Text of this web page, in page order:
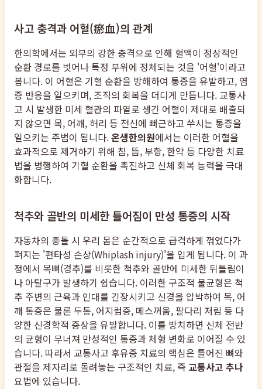
사고 충격과 어혈(瘀血)의 관계
한의학에서는 외부의 강한 충격으로 인해 혈액이 정상적인
순환 경로를 벗어나 특정 부위에 정체되는 것을 '어혈'이라고
봅니다. 이 어혈은 기혈 순환을 방해하여 통증을 유발하고, 염
증 반응을 일으키며, 조직의 회복을 더디게 만듭니다. 교통사
고 시 발생한 미세 혈관의 파열로 생긴 어혈이 제대로 배출되
지 않으면 목, 어깨, 허리 등 전신에 뻐근하고 쑤시는 통증을
일으키는 주범이 됩니다.온생한의원에서는 이러한 어혈을
효과적으로 제거하기 위해 침, 뜸, 부항, 한약 등 다양한 치료
법을 병행하여 기혈 순환을 촉진하고 신체 회복 능력을 극대
화합니다.
척추와 골반의 미세한 틀어짐이 만성 통증의 시작
자동차의 충돌 시 우리 몸은 순간적으로 급격하게 꺾였다가
펴지는 '편타성 손상(Whiplash injury)'을 입게 됩니다. 이 과
정에서 목뼈(경추)를 비롯한 척추와 골반에 미세한 뒤틀림이
나 아탈구가 발생하기 쉽습니다. 이러한 구조적 불균형은 척
추 주변의 근육과 인대를 긴장시키고 신경을 압박하여 목, 어
깨 통증은 물론 두통, 어지럼증, 메스꺼움, 팔다리 저림 등 다
양한 신경학적 증상을 유발합니다. 이를 방치하면 신체 전반
의 균형이 무너져 만성적인 통증과 체형 변화로 이어질 수 있
습니다. 따라서 교통사고 후유증 치료의 핵심은 틀어진 뼈와
관절을 제자리로 돌려놓는 구조적인 치료, 즉 교통사고 추나
요법에 있습니다.